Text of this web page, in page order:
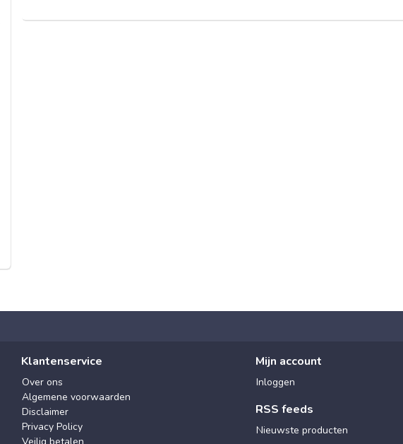
Klantenservice
Over ons
Algemene voorwaarden
Disclaimer
Privacy Policy
Veilig betalen
Mijn account
Inloggen
RSS feeds
Nieuwste producten